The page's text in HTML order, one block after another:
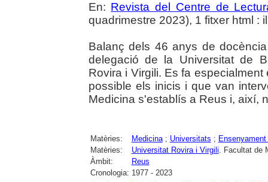
En: Revista del Centre de
quadrimestre 2023), 1 fitxer html :
Balanç dels 46 anys de
delegació de la Universitat de
Rovira i Virgili. Es fa
possible els inicis i que van
Medicina s'establís a Reus i, així,
Matèries: Medicina; Universitats ;
Matèries:
Universitat Rovira i Virgili. Facultat de
Àmbit:
Reus
Cronologia: 1977 - 2023